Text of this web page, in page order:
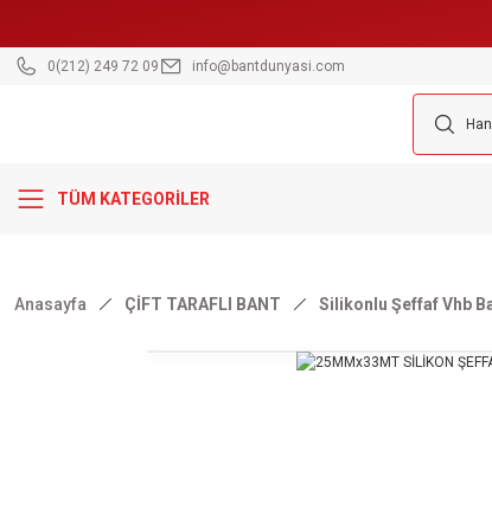
0(212) 249 72 09 info@bantdunyasi.com
TÜM KATEGORİLER
Anasayfa ÇİFT TARAFLI BANT Silikonlu Şeffaf Vhb